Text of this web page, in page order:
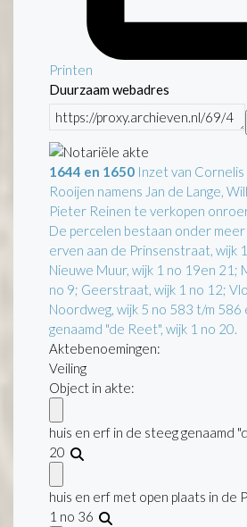
Printen
Duurzaam webadres
1644 en 1650 Inzet van Cornelis
Rooijen namens Jan de Lange,
Pieter Reinen te verkopen
De percelen bestaan onder meer
erven aan de Prinsenstraat, wijk
Nieuwe Muur, wijk 1 no 19en 21;
no 9; Geerstraat, wijk 1 no 12;
Noordweg, wijk 5 no 583 t/m 586
genaamd "de Reet", wijk 1 no 20.
Aktebenoemingen:
Veiling
Object in akte:
huis en erf in de steeg genaamd
20
huis en erf met open plaats in de
1 no 36